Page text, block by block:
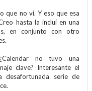
que no vi. Y eso que esa
hasta la incluí en una
en conjunto con otro
no tuvo una
clave? Interesante el
desafortunada serie de